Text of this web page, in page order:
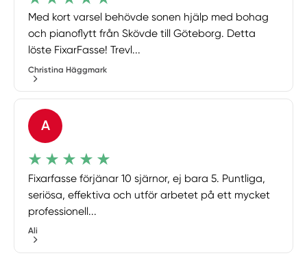
Med kort varsel behövde sonen hjälp med bohag
och pianoflytt från Skövde till Göteborg. Detta
löste FixarFasse! Trevl...
Christina Häggmark
A
Fixarfasse förjänar 10 sjärnor, ej bara 5. Puntliga,
seriösa, effektiva och utför arbetet på ett mycket
professionell...
Ali